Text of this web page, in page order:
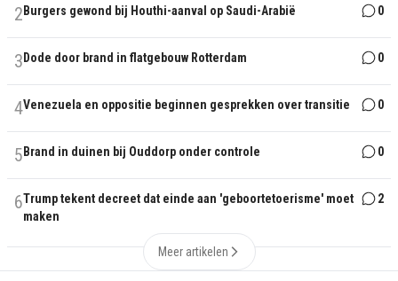
2 Burgers gewond bij Houthi-aanval op Saudi-Arabië 0
3 Dode door brand in flatgebouw Rotterdam 0
4Venezuela en oppositie beginnen gesprekken over transitie 0
5 Brand in duinen bij Ouddorp onder controle 0
6Trump tekent decreet dat einde aan 'geboortetoerisme' moet
maken
2
Meer artikelen